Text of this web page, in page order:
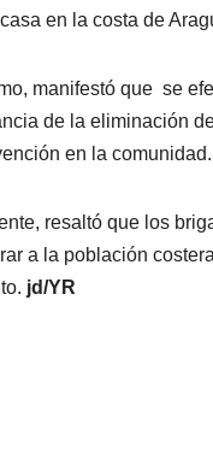
en la costa de
manifestó que se
de la eliminación
en la comunidad.
resaltó que los
a la población
jd/YR